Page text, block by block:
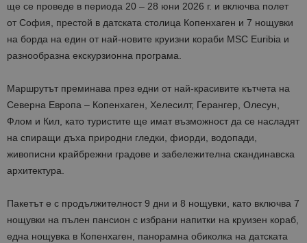
ще се проведе в периода 20 – 28 юни 2026 г. и включва полет
от София, престой в датската столица Копенхаген и 7 нощувки
на борда на един от най-новите круизни кораби МSC Euribia и
разнообразна екскурзионна програма.
Маршрутът преминава през едни от най-красивите кътчета на
Северна Европа – Копенхаген, Хелесилт, Герангер, Олесун,
Флом и Кил, като туристите ще имат възможност да се насладят
на спиращи дъха природни гледки, фиорди, водопади,
живописни крайбрежни градове и забележителна скандинавска
архитектура.
Пакетът е с продължителност 9 дни и 8 нощувки, като включва 7
нощувки на пълен пансион с избрани напитки на круизен кораб,
една нощувка в Копенхаген, панорамна обиколка на датската